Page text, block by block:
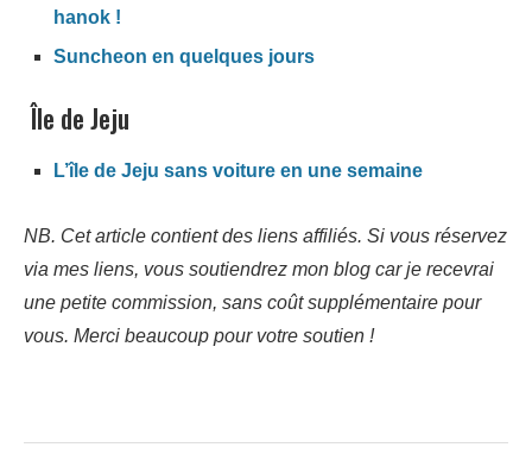
hanok !
Suncheon en quelques jours
Île de Jeju
L’île de Jeju sans voiture en une semaine
NB. Cet article contient des liens affiliés. Si vous réservez
via mes liens, vous soutiendrez mon blog car je recevrai
une petite commission, sans coût supplémentaire pour
vous. Merci beaucoup pour votre soutien !